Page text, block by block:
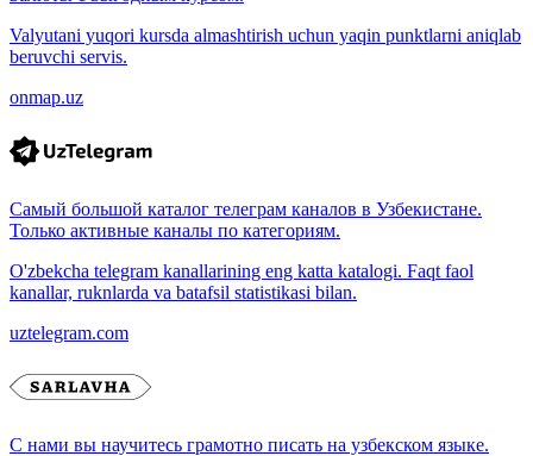
Valyutani yuqori kursda almashtirish uchun yaqin punktlarni aniqlab
beruvchi servis.
onmap.uz
Самый большой каталог телеграм каналов в Узбекистане.
Только активные каналы по категориям.
O'zbekcha telegram kanallarining eng katta katalogi. Faqt faol
kanallar, ruknlarda va batafsil statistikasi bilan.
uztelegram.com
С нами вы научитесь грамотно писать на узбекском языке.